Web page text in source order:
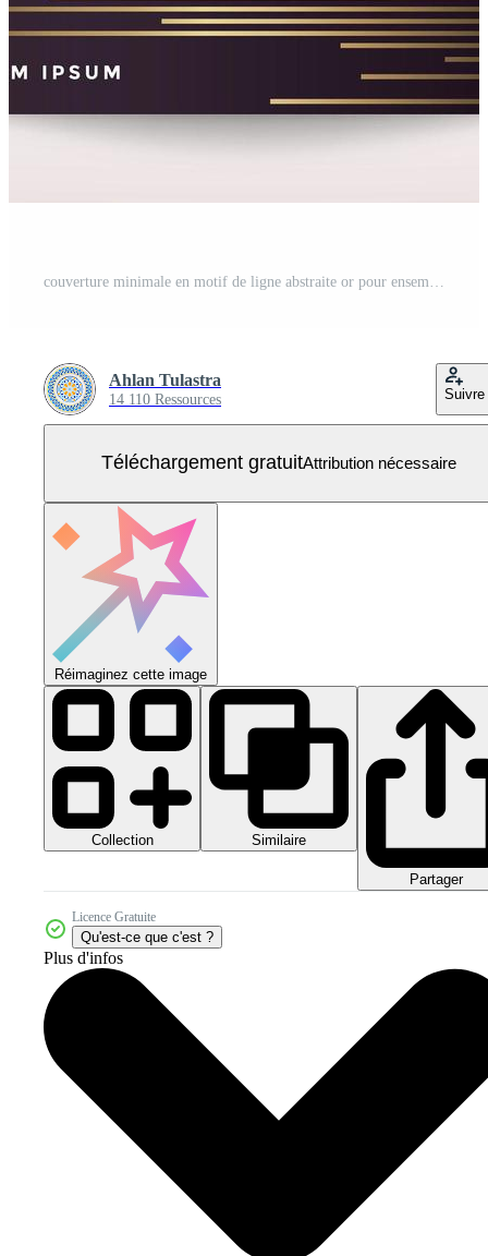
Ahlan Tulastra
14 110 Ressources Suivre
Téléchargement gratuitAttribution nécessaire
Réimaginez cette image
Collection Similaire
Partager
Licence Gratuite
Qu'est-ce que c'est ?
Plus d'infos